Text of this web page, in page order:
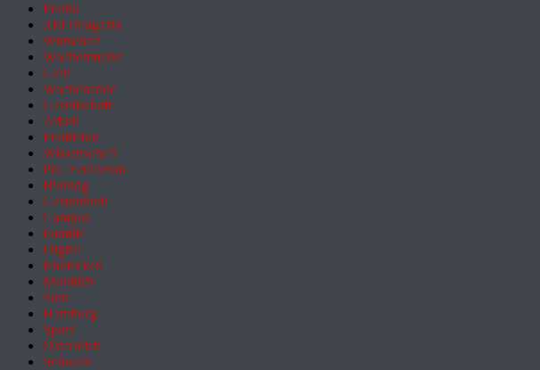
Politik
ZEITmagazin
Wirtschaft
Wochenmarkt
Geld
Wochenende
Gesellschaft
Arbeit
Feuilleton
Wissenschaft
Pol. Feuilleton
Bildung
Gesundheit
Campus
Familie
Digital
Entdecken
Mobilität
Sinn
Hamburg
Sport
Österreich
Schweiz